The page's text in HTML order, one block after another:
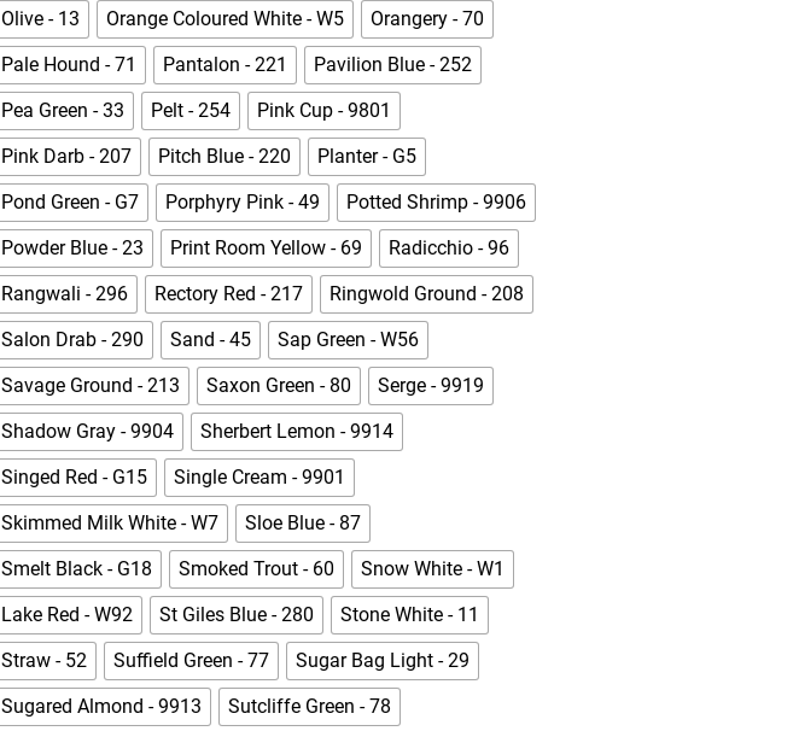
Olive - 13
Orange Coloured White - W5
Orangery - 70
Pale Hound - 71
Pantalon - 221
Pavilion Blue - 252
Pea Green - 33
Pelt - 254
Pink Cup - 9801
Pink Darb - 207
Pitch Blue - 220
Planter - G5
Pond Green - G7
Porphyry Pink - 49
Potted Shrimp - 9906
Powder Blue - 23
Print Room Yellow - 69
Radicchio - 96
Rangwali - 296
Rectory Red - 217
Ringwold Ground - 208
Salon Drab - 290
Sand - 45
Sap Green - W56
Savage Ground - 213
Saxon Green - 80
Serge - 9919
Shadow Gray - 9904
Sherbert Lemon - 9914
Singed Red - G15
Single Cream - 9901
Skimmed Milk White - W7
Sloe Blue - 87
Smelt Black - G18
Smoked Trout - 60
Snow White - W1
Lake Red - W92
St Giles Blue - 280
Stone White - 11
Straw - 52
Suffield Green - 77
Sugar Bag Light - 29
Sugared Almond - 9913
Sutcliffe Green - 78